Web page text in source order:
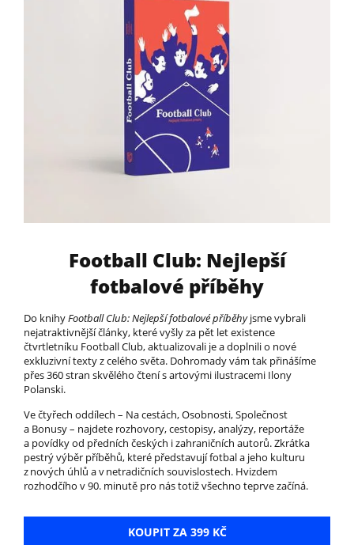
Football Club: Nejlepší
fotbalové příběhy
Do knihyFootball Club: Nejlepší fotbalové příběhyjsme vybrali
nejatraktivnější články, které vyšly za pět let existence
čtvrtletníku Football Club, aktualizovali je a doplnili o nové
exkluzivní texty z celého světa. Dohromady vám tak přinášíme
přes 360 stran skvělého čtení s artovými ilustracemi Ilony
Polanski.
Ve čtyřech oddílech – Na cestách, Osobnosti, Společnost
a Bonusy – najdete rozhovory, cestopisy, analýzy, reportáže
a povídky od předních českých i zahraničních autorů. Zkrátka
pestrý výběr příběhů, které představují fotbal a jeho kulturu
z nových úhlů a v netradičních souvislostech. Hvizdem
rozhodčího v 90. minutě pro nás totiž všechno teprve začíná.
KOUPIT ZA 399 KČ